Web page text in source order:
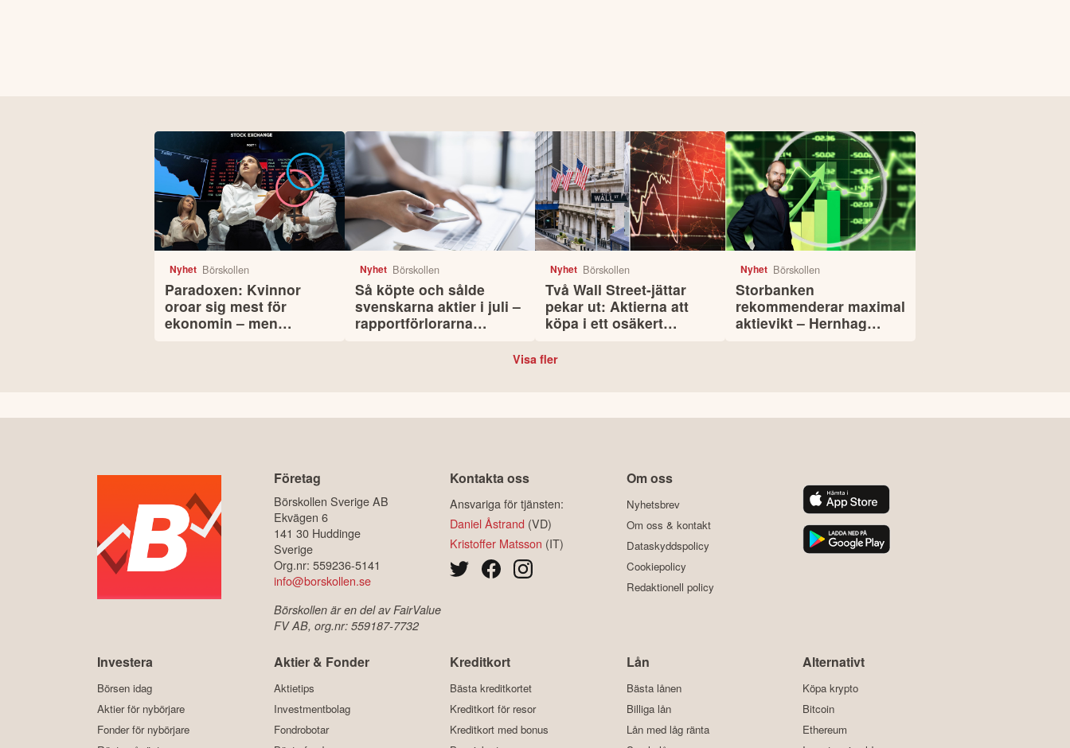
Nyhet Börskollen
Paradoxen: Kvinnor
oroar sig mest för
ekonomin – men
Nyhet Börskollen
Så köpte och sålde
svenskarna aktier i juli –
rapportförlorarna
Nyhet Börskollen
Två Wall Street-jättar
pekar ut: Aktierna att
köpa i ett osäkert
Nyhet Börskollen
Storbanken
rekommenderar maximal
aktievikt – Hernhag
Visa fler
Företag
Börskollen Sverige AB
Ekvägen 6
141 30 Huddinge
Sverige
Org.nr: 559236-5141
info@borskollen.se
Börskollen är en del av FairValue
FV AB, org.nr: 559187-7732
Kontakta oss
Ansvariga för tjänsten:
Daniel Åstrand (VD)
Kristoffer Matsson (IT)
Om oss
Nyhetsbrev
Om oss & kontakt
Dataskyddspolicy
Cookiepolicy
Redaktionell policy
Investera
Börsen idag
Aktier för nybörjare
Fonder för nybörjare
Aktier & Fonder
Aktietips
Investmentbolag
Fondrobotar
Kreditkort
Bästa kreditkortet
Kreditkort för resor
Kreditkort med bonus
Lån
Bästa lånen
Billiga lån
Lån med låg ränta
Alternativt
Köpa krypto
Bitcoin
Ethereum